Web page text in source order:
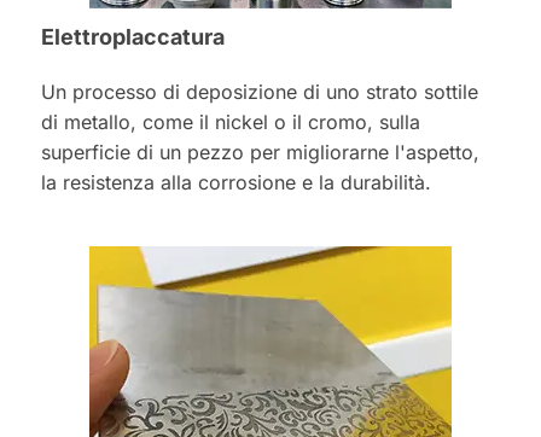
Elettroplaccatura
Un processo di deposizione di uno strato sottile
di metallo, come il nickel o il cromo, sulla
superficie di un pezzo per migliorarne l'aspetto,
la resistenza alla corrosione e la durabilità.